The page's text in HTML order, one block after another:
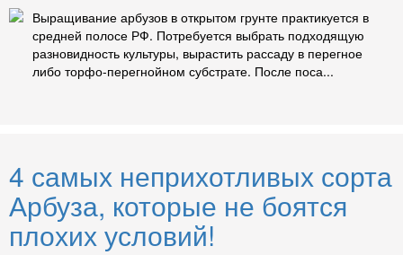
Выращивание арбузов в открытом грунте практикуется в
средней полосе РФ. Потребуется выбрать подходящую
разновидность культуры, вырастить рассаду в перегное
либо торфо-перегнойном субстрате. После поса...
4 самых неприхотливых сорта
Арбуза, которые не боятся
плохих условий!